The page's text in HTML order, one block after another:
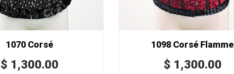
1070 Corsé
$ 1,300.00
1098 Corsé Flamme
$ 1,300.00